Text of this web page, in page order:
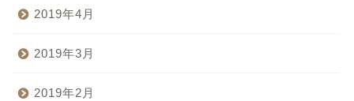
2019年4月
2019年3月
2019年2月